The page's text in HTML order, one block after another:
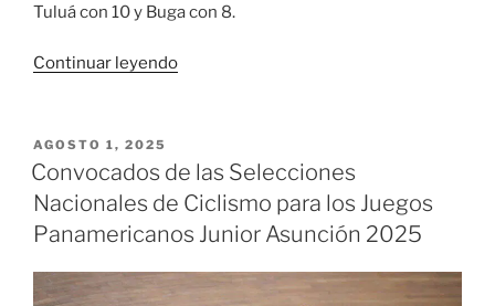
Tuluá con 10 y Buga con 8.
Continuar leyendo«En
de
los
Juegos
Departamentales,
Cali
PUBLICADO
EL
AGOSTO 1, 2025
Convocados de las Selecciones
Nacionales de Ciclismo para los Juegos
Panamericanos Junior Asunción 2025